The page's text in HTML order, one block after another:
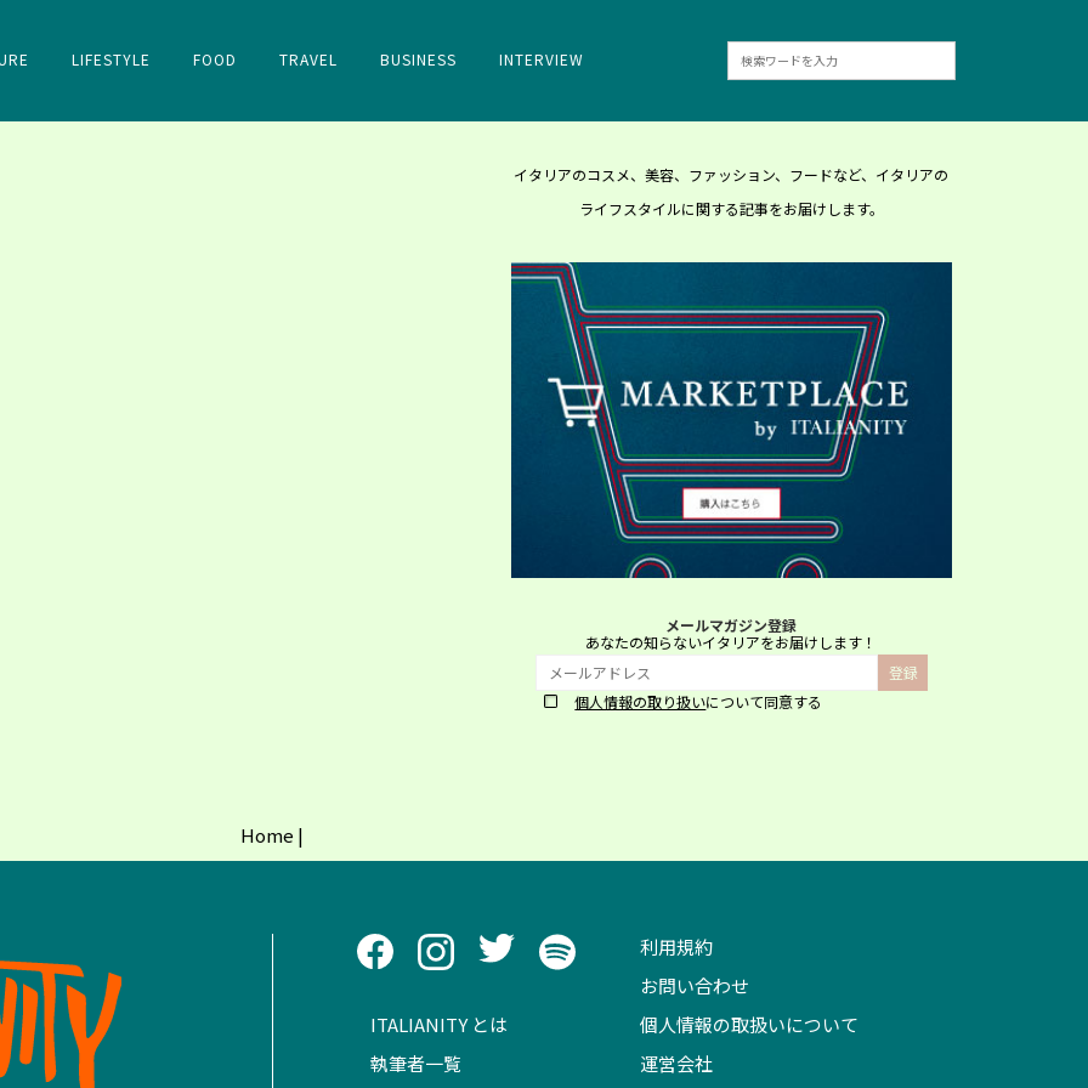
LIFESTYLE FOOD TRAVEL BUSINESS INTERVIEW
イタリアのコスメ、美容、ファッション、フードなど、イタリアの
ライフスタイルに関する記事をお届けします。
メールマガジン登録
あなたの知らないイタリアをお届けします！
個人情報の取り扱いについて同意する
Home |
ITALIANITY とは
執筆者一覧
利用規約
お問い合わせ
個人情報の取扱いについて
運営会社